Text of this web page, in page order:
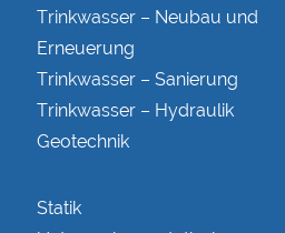
Trinkwasser – Neubau und
Erneuerung
Trinkwasser – Sanierung
Trinkwasser – Hydraulik
Geotechnik
Statik